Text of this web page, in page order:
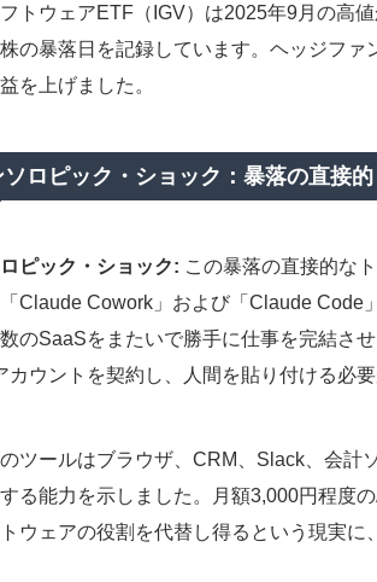
トウェアETF（IGV）は2025年9月の高
の暴落日を記録しています。ヘッジフ
を上げました。
ソロピック・ショック：暴落の直接
ピック・ショック: この暴落の直接的な
Claude Cowork」および「Claude Code
のSaaSをまたいで勝手に仕事を完結さ
カウントを契約し、人間を貼り付ける必
ツールはブラウザ、CRM、Slack、会計
る能力を示しました。月額3,000円程度
ウェアの役割を代替し得るという現実に